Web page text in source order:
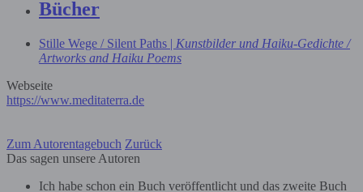
Bücher
Stille Wege / Silent Paths | Kunstbilder und Haiku-Gedichte /
Artworks and Haiku Poems
Webseite
https://www.meditaterra.de
Zum Autorentagebuch Zurück
Das sagen unsere Autoren
Ich habe schon ein Buch veröffentlicht und das zweite Buch